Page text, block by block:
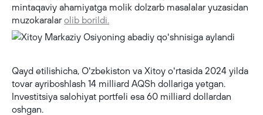
mintaqaviy ahamiyatga molik dolzarb masalalar yuzasidan
muzokaralarolib borildi.
Qayd etilishicha, Oʻzbekiston va Xitoy oʻrtasida 2024 yilda
tovar ayriboshlash 14 milliard AQSh dollariga yetgan.
Investitsiya salohiyat portfeli esa 60 milliard dollardan
oshgan.